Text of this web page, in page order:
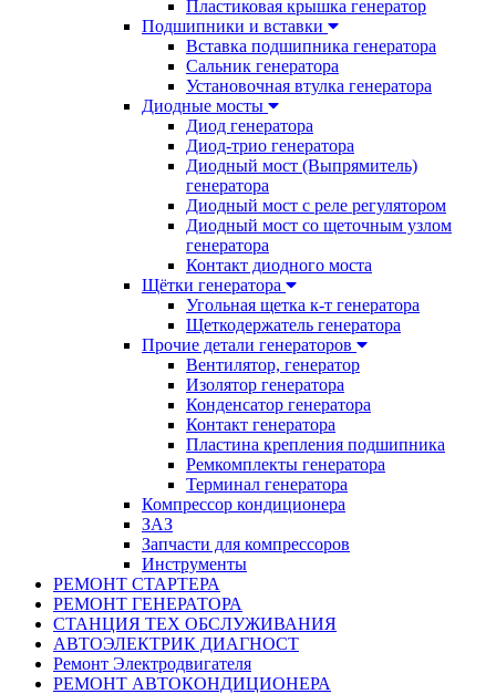
Пластиковая крышка генератор
Подшипники и вставки
Вставка подшипника генератора
Сальник генератора
Установочная втулка генератора
Диодные мосты
Диод генератора
Диод-трио генератора
Диодный мост (Выпрямитель)
генератора
Диодный мост с реле регулятором
Диодный мост со щеточным узлом
генератора
Контакт диодного моста
Щётки генератора
Угольная щетка к-т генератора
Щеткодержатель генератора
Прочие детали генераторов
Вентилятор, генератор
Изолятор генератора
Конденсатор генератора
Контакт генератора
Пластина крепления подшипника
Ремкомплекты генератора
Терминал генератора
Компрессор кондиционера
ЗАЗ
Запчасти для компрессоров
Инструменты
РЕМОНТ СТАРТЕРА
РЕМОНТ ГЕНЕРАТОРА
СТАНЦИЯ ТЕХ ОБСЛУЖИВАНИЯ
АВТОЭЛЕКТРИК ДИАГНОСТ
Ремонт Электродвигателя
РЕМОНТ АВТОКОНДИЦИОНЕРА